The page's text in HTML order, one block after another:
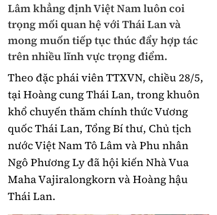
Chuyện dọc đường
Cải chính
Quy hoạch kiến trúc
Vật liệu xây dựng
Giám định chất lượng
Quản lý đô thị
Quản lý
Đường bộ
Hàng không
Đường sắt
Đăng kiểm
Đường sắt tốc độ cao
Đường thủy
Hàng hải
Kinh tế
Thị trường
Chứng khoán
Bảo hiểm
Doanh nghiệp
Pháp luật
Thanh tra
An ninh hình sự
Pháp đình
Hỏi - Đáp
An toàn giao thông
Giao thông 24h
ATGT địa phương
Văn hóa giao thông
Lái xe an toàn
Chung tay vì ATGT
Chất lượng sống
Giáo dục
Y tế
Đời sống
Lao động - Công đoàn
Văn hóa - Giải Trí
Văn hóa
Showbiz
Thể thao
Bóng đá
Công nghệ
Lâm khẳng định Việt Nam luôn coi
trọng mối quan hệ với Thái Lan và
mong muốn tiếp tục thúc đẩy hợp tác
trên nhiều lĩnh vực trọng điểm.
Theo đặc phái viên TTXVN, chiều 28/5,
tại Hoàng cung Thái Lan, trong khuôn
khổ chuyến thăm chính thức Vương
quốc Thái Lan, Tổng Bí thư, Chủ tịch
nước Việt Nam Tô Lâm và Phu nhân
Ngô Phương Ly đã hội kiến Nhà Vua
Maha Vajiralongkorn và Hoàng hậu
Thái Lan.